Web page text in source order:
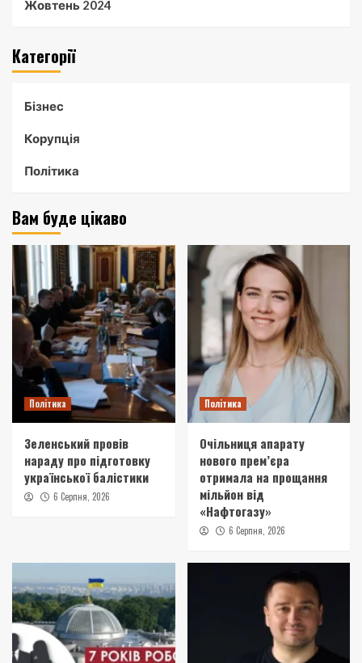
Жовтень 2024
Категорії
Бізнес
Корупція
Політика
Вам буде цікаво
Політика
Зеленський провів
нараду про підготовку
української балістики
6 Серпня, 2026
Політика
Очільниця апарату
нового прем’єра
отримала на прощання
мільйон від
«Нафтогазу»
6 Серпня, 2026